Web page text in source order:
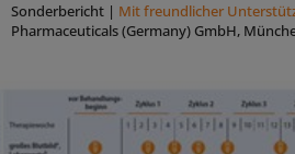
Sonderbericht | Mit freundlicher
Pharmaceuticals (Germany) GmbH,